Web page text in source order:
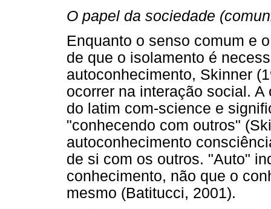
O papel da sociedade
Enquanto o senso comum e
de que o isolamento é
autoconhecimento, Skinner
ocorrer na interação social.
do latim com-science e
"conhecendo com outros"
autoconhecimento
de si com os outros. "Auto"
conhecimento, não que o
mesmo (Batitucci, 2001).